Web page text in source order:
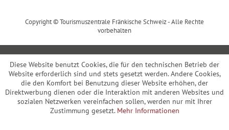
Copyright © Tourismuszentrale Fränkische Schweiz - Alle Rechte
vorbehalten
Diese Website benutzt Cookies, die für den technischen Betrieb der
Website erforderlich sind und stets gesetzt werden. Andere Cookies,
die den Komfort bei Benutzung dieser Website erhöhen, der
Direktwerbung dienen oder die Interaktion mit anderen Websites und
sozialen Netzwerken vereinfachen sollen, werden nur mit Ihrer
Zustimmung gesetzt. Mehr Informationen